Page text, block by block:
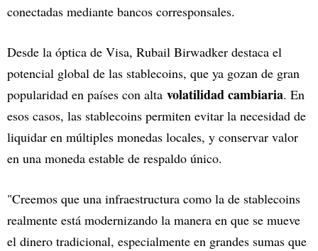
conectadas mediante bancos corresponsales.
Desde la óptica de Visa, Rubail Birwadker destaca el
potencial global de las stablecoins, que ya gozan de gran
popularidad en países con alta volatilidad cambiaria. En
esos casos, las stablecoins permiten evitar la necesidad de
liquidar en múltiples monedas locales, y conservar valor
en una moneda estable de respaldo único.
"Creemos que una infraestructura como la de stablecoins
realmente está modernizando la manera en que se mueve
el dinero tradicional, especialmente en grandes sumas que